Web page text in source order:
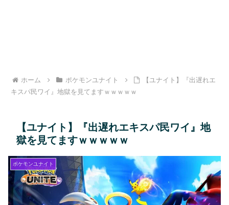
ホーム ポケモンユナイト
【ユナイト】『出遅れエ
キスパ民ワイ』地獄を見てますｗｗｗｗｗ
【ユナイト】『出遅れエキスパ民ワイ』地
獄を見てますｗｗｗｗｗ
ポケモンユナイト